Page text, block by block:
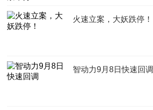
火速立案，大妖跌停！
智动力9月8日快速回调